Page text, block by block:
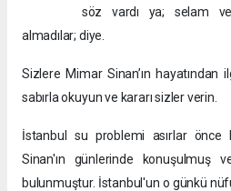
söz vardı ya; selam
almadılar; diye.
Sizlere Mimar Sinan’ın hayatından
sabırla okuyun ve kararı sizler verin.
İstanbul su problemi asırlar önce
Sinan'ın günlerinde konuşulmuş
bulunmuştur. İstanbul'un o günkü